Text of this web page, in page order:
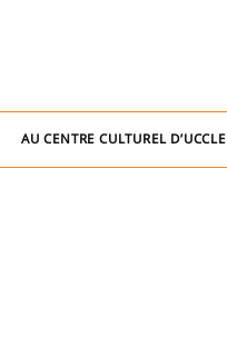
AU CENTRE CULTUREL D’UCCLE